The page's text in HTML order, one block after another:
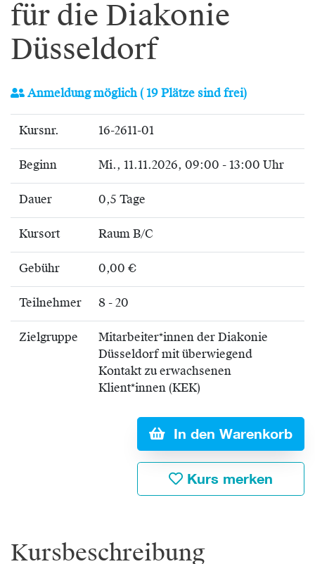
für die Diakonie
Düsseldorf
Anmeldung möglich( 19 Plätze sind frei)
Kursnr. 16-2611-01
Beginn Mi., 11.11.2026, 09:00 - 13:00 Uhr
Dauer 0,5 Tage
Kursort Raum B/C
Gebühr 0,00 €
Teilnehmer 8 - 20
Zielgruppe
Mitarbeiter*innen der Diakonie
Düsseldorf mit überwiegend
Kontakt zu erwachsenen
Klient*innen (KEK)
In den Warenkorb
Kurs merken
Kursbeschreibung